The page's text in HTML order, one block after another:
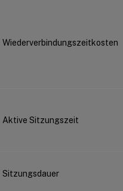
Wiederverbindungszeitkosten
Aktive Sitzungszeit
Sitzungsdauer